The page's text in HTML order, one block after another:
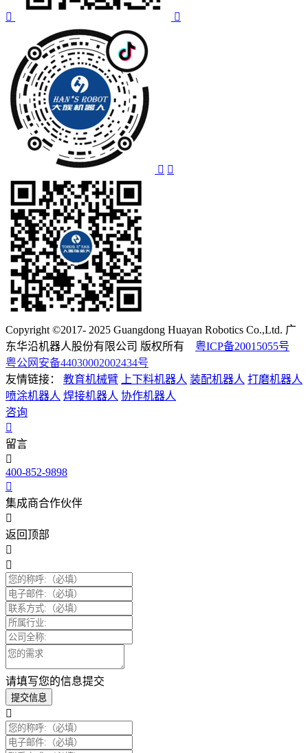
Copyright ©2017- 2025 Guangdong Huayan Robotics Co.,Ltd. 广
东华沿机器人股份有限公司 版权所有 粤ICP备20015055号
粤公网安备44030002002434号
友情链接：
教育机械臂 上下料机器人 装配机器人 打磨机器人
喷涂机器人 焊接机器人 协作机器人
咨询
留言
400-852-9898
集成商合作伙伴
返回顶部
请填写您的信息提交
提交信息